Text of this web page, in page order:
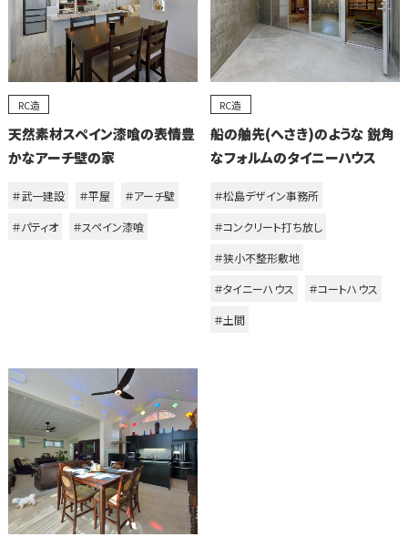
RC造
天然素材スペイン漆喰の表情豊
かなアーチ壁の家
＃武一建設 ＃平屋
＃アーチ壁
＃パティオ
＃スペイン漆喰
RC造
船の舳先(へさき)のような 鋭角
なフォルムのタイニーハウス
＃松島デザイン事務所
＃コンクリート打ち放し
＃狭小不整形敷地
＃タイニーハウス
＃コートハウス
＃土間